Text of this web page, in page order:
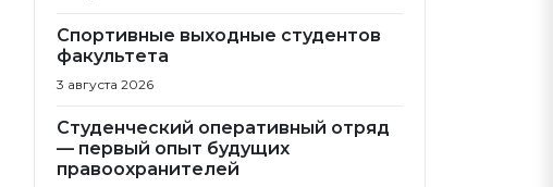
Спортивные выходные студентов
факультета
3 августа 2026
Студенческий оперативный отряд
— первый опыт будущих
правоохранителей